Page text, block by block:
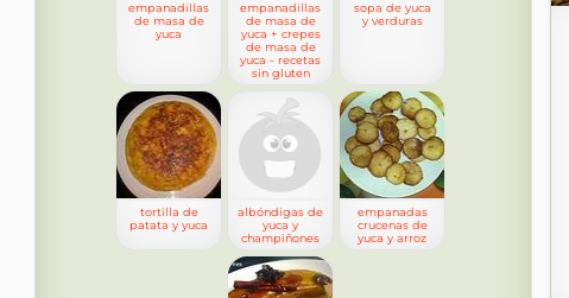
empanadillas
de masa de
yuca
empanadillas
de masa de
yuca + crepes
de masa de
yuca - recetas
sin gluten
sopa de yuca
y verduras
tortilla de
patata y yuca
albóndigas de
yuca y
champiñones
empanadas
crucenas de
yuca y arroz